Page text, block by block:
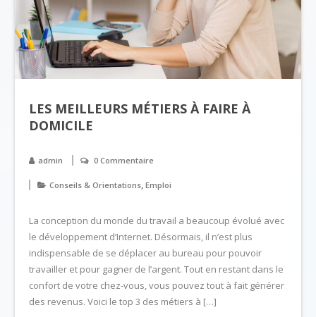
LES MEILLEURS MÉTIERS À FAIRE À
DOMICILE
admin 0 Commentaire
Conseils & Orientations Emploi
La conception du monde du travail a beaucoup évolué avec
le développement d’Internet. Désormais, il n’est plus
indispensable de se déplacer au bureau pour pouvoir
travailler et pour gagner de l’argent. Tout en restant dans le
confort de votre chez-vous, vous pouvez tout à fait générer
des revenus. Voici le top 3 des métiers à […]